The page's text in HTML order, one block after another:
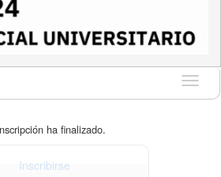
Idioma
ha finalizado.
Inscribirse